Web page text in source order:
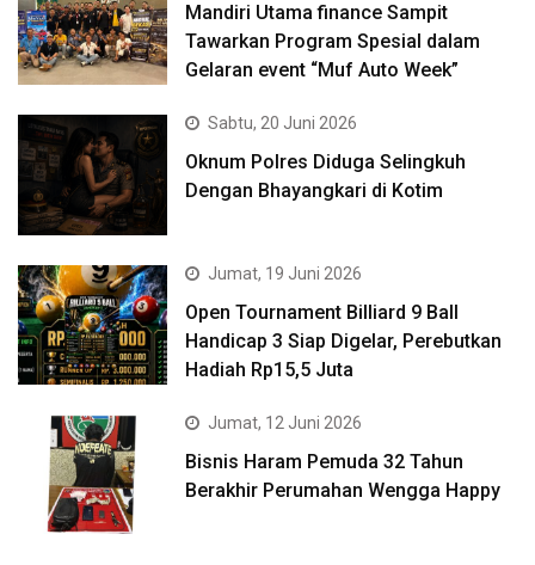
Mandiri Utama finance Sampit
Tawarkan Program Spesial dalam
Gelaran event “Muf Auto Week”
Sabtu, 20 Juni 2026
Oknum Polres Diduga Selingkuh
Dengan Bhayangkari di Kotim
Jumat, 19 Juni 2026
Open Tournament Billiard 9 Ball
Handicap 3 Siap Digelar, Perebutkan
Hadiah Rp15,5 Juta
Jumat, 12 Juni 2026
Bisnis Haram Pemuda 32 Tahun
Berakhir Perumahan Wengga Happy